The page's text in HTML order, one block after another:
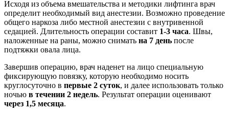
Исходя из объема вмешательства и методики лифтинга врач
определит необходимый вид анестезии. Возможно проведение
общего наркоза либо местной анестезии с внутривенной
седацией. Длительность операции составит 1-3 часа. Швы,
наложенные на раны, можно снимать на 7 день после
подтяжки овала лица.
Завершив операцию, врач наденет на лицо специальную
фиксирующую повязку, которую необходимо носить
круглосуточно в первые 2 суток, и далее использовать только
ночью в течении 2 недель. Результат операции оценивают
через 1,5 месяца.